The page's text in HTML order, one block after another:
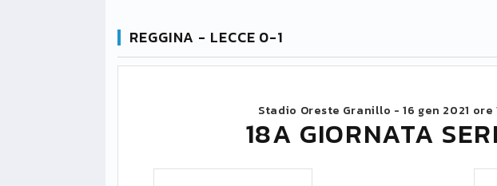
REGGINA - LECCE 0-1
Stadio Oreste Granillo -16 gen 2021 ore
18A GIORNATA